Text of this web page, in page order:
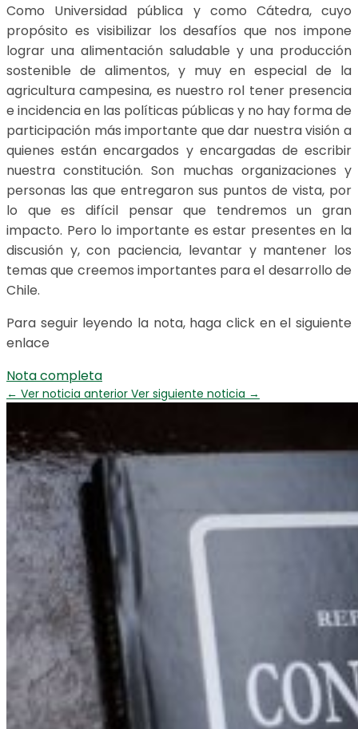
Como Universidad pública y como Cátedra, cuyo
propósito es visibilizar los desafíos que nos impone
lograr una alimentación saludable y una producción
sostenible de alimentos, y muy en especial de la
agricultura campesina, es nuestro rol tener presencia
e incidencia en las políticas públicas y no hay forma de
participación más importante que dar nuestra visión a
quienes están encargados y encargadas de escribir
nuestra constitución. Son muchas organizaciones y
personas las que entregaron sus puntos de vista, por
lo que es difícil pensar que tendremos un gran
impacto. Pero lo importante es estar presentes en la
discusión y, con paciencia, levantar y mantener los
temas que creemos importantes para el desarrollo de
Chile.
Para seguir leyendo la nota, haga click en el siguiente
enlace
Nota completa
← Ver noticia anterior Ver siguiente noticia →